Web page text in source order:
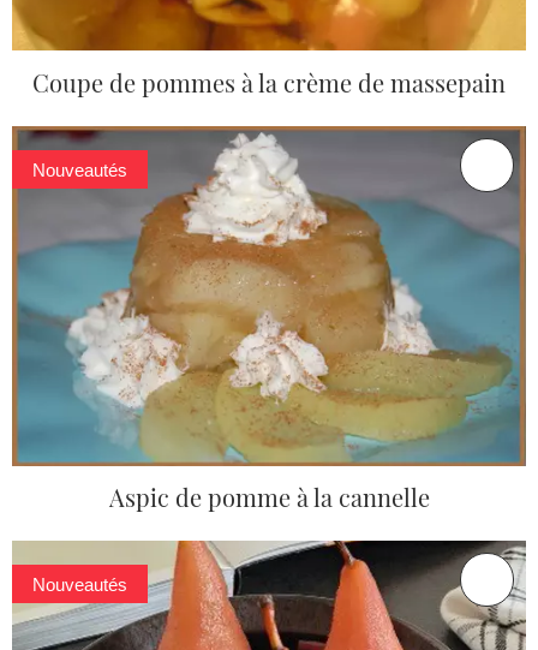
Coupe de pommes à la crème de massepain
Nouveautés
Aspic de pomme à la cannelle
Nouveautés